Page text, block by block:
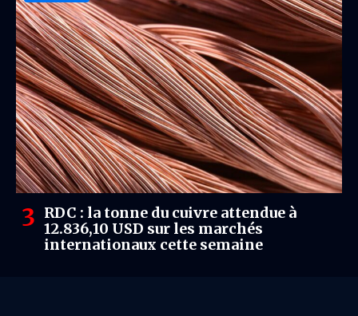
RDC : la tonne du cuivre attendue à
12.836,10 USD sur les marchés
internationaux cette semaine